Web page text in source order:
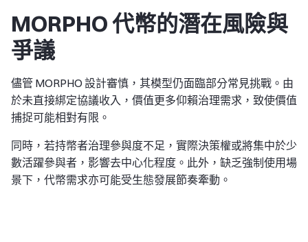
MORPHO 代幣的潛在風險與
爭議
儘管 MORPHO 設計審慎，其模型仍面臨部分常見挑戰。由
於未直接綁定協議收入，價值更多仰賴治理需求，致使價值
捕捉可能相對有限。
同時，若持幣者治理參與度不足，實際決策權或將集中於少
數活躍參與者，影響去中心化程度。此外，缺乏強制使用場
景下，代幣需求亦可能受生態發展節奏牽動。